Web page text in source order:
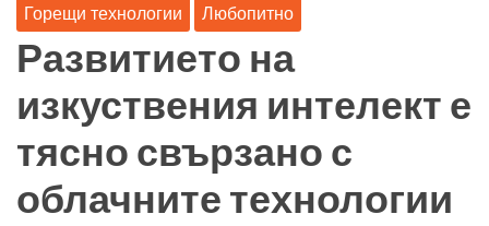
Горещи технологии Любопитно
Развитието на
изкуствения интелект е
тясно свързано с
облачните технологии